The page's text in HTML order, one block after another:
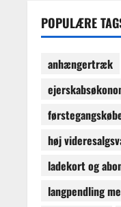
POPULÆRE
anhængertræk
høj
ladekort og
langpendling